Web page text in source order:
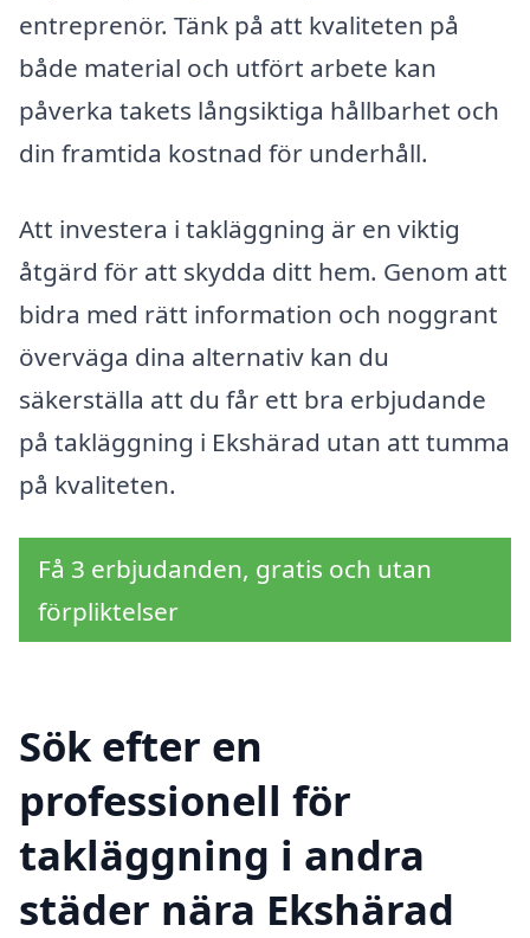
entreprenör. Tänk på att kvaliteten på
både material och utfört arbete kan
påverka takets långsiktiga hållbarhet och
din framtida kostnad för underhåll.
Att investera i takläggning är en viktig
åtgärd för att skydda ditt hem. Genom att
bidra med rätt information och noggrant
överväga dina alternativ kan du
säkerställa att du får ett bra erbjudande
på takläggning i Ekshärad utan att tumma
på kvaliteten.
Få 3 erbjudanden, gratis och utan
förpliktelser
Sök efter en
professionell för
takläggning i andra
städer nära Ekshärad